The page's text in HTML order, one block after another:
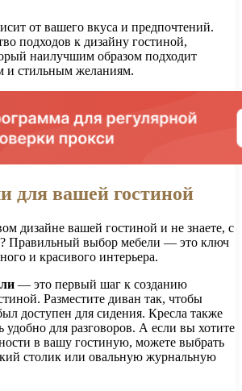
от вашего вкуса и предпочтений.
подходов к дизайну гостиной,
наилучшим образом подходит
и стильным желаниям.
для вашей гостиной
дизайне вашей гостиной и не знаете, с
Правильный выбор мебели — это ключ
и красивого интерьера.
— это первый шаг к созданию
Разместите диван так, чтобы
доступен для сидения. Кресла также
удобно для разговоров. А если вы хотите
в вашу гостиную, можете выбрать
столик или овальную журнальную